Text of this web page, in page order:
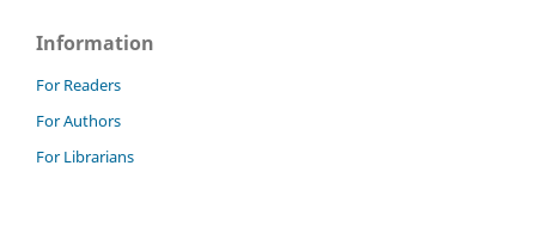
Information
For Readers
For Authors
For Librarians